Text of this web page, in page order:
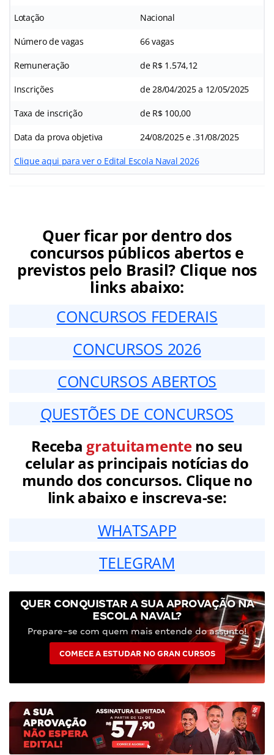
Lotação Nacional
Número de vagas 66 vagas
Remuneração de R$ 1.574,12
Inscrições de 28/04/2025 a 12/05/2025
Taxa de inscrição de R$ 100,00
Data da prova objetiva 24/08/2025 e .31/08/2025
Clique aqui para ver o Edital Escola Naval 2026
Quer ficar por dentro dos
concursos públicos abertos e
previstos pelo Brasil? Clique nos
links abaixo:
CONCURSOS FEDERAIS
CONCURSOS 2026
CONCURSOS ABERTOS
QUESTÕES DE CONCURSOS
Receba gratuitamenteno seu
celular as principais notícias do
mundo dos concursos. Clique no
link abaixo e inscreva-se:
WHATSAPP
TELEGRAM
QUER CONQUISTAR A SUA APROVAÇÃO NA
ESCOLA NAVAL?
Prepare-se com quem mais entende do assunto!
COMECE A ESTUDAR NO GRAN CURSOS